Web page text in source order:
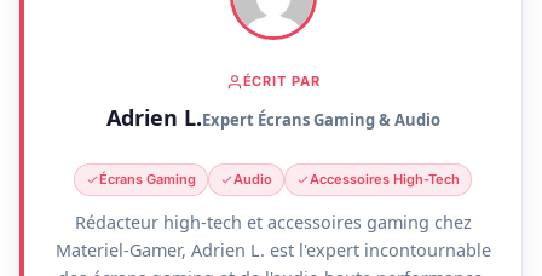
ÉCRIT PAR
Adrien L.Expert Écrans Gaming & Audio
Écrans Gaming Audio Accessoires High-Tech
Rédacteur high-tech et accessoires gaming chez
Materiel-Gamer, Adrien L. est l'expert incontournable